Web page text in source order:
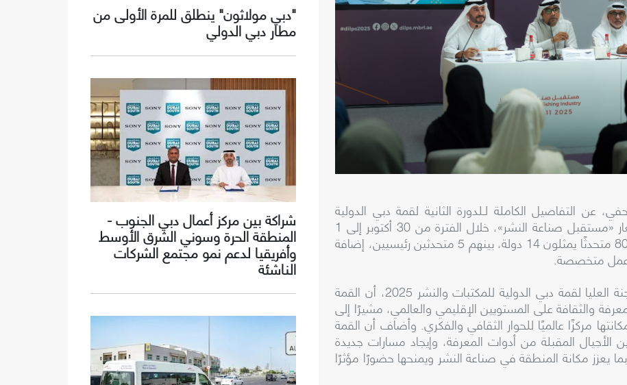
التفاصيل الكاملة لـلدورة الثانية لقمة دبي الدولية
«مستقبل صناعة النشر»، خلال الفترة من 30 أكتوبر إلى 1
متحدثًا يمثلون14 دولة،بينهم 5متحدثينرئيسيين، إضافة
متخصصة.
العليا لقمة دبي الدولية للمكتبات والنشر 2025،أن القمة
والثقافةعلى المستويينالإقليمي والعالمي، مشيرًا إلى
مركزًا عالميًا للحوار الثقافي والفكري. وأضاف أن القمة
الأجيال المقبلة من أدوات المعرفة، وإيجاد مسارات جديدة
بما يعزز مكانة المنطقةفي صناعةالنشر ويمنحها حضورًا مؤثرًا
"دبي مولاثون" ينطلق للمرة الأولى من
مطار دبي الدولي
شراكة بين مركز أعمال دبي الجنوب -
المنطقة الحرة وسوني الشرق الأوسط
وأفريقيا لدعم نمو مجتمع الشركات
الناشئة